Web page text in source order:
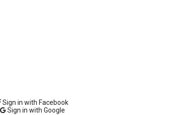
Sign in with Facebook
Sign in with Google